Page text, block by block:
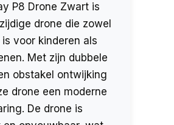
P8 Drone Zwart is
drone die zowel
voor kinderen als
Met zijn dubbele
obstakel ontwijking
drone een moderne
De drone is